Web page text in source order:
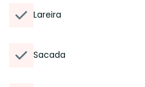
Lareira
Sacada